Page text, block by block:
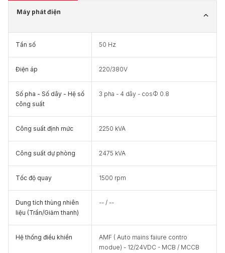
Máy phát điện
Tần số 50 Hz
Điện áp 220/380V
Số pha - Số dây - Hệ số
công suất
3 pha - 4 dây - cosФ 0.8
Công suất định mức 2250 kVA
Công suất dự phòng 2475 kVA
Tốc độ quay 1500 rpm
Dung tích thùng nhiên
liệu (Trần/Giảm thanh)
-- / --
Hệ thống điều khiển
AMF ( Auto mains faiure contro
modue) - 12/24VDC - MCB / MCCB